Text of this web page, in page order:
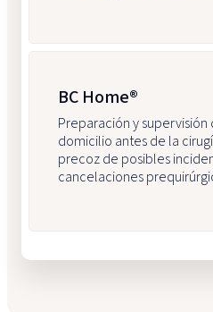
BC Home®
Preparación y
domicilio antes de la
precoz de posibles
cancelaciones